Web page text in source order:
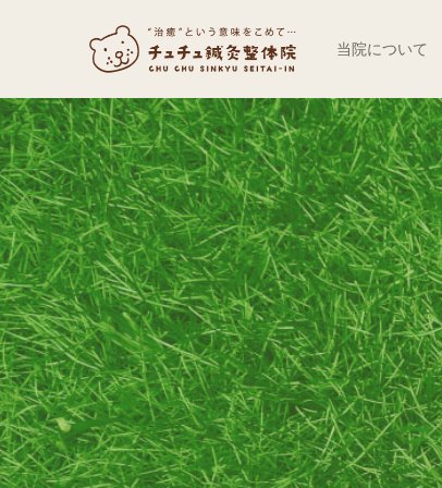
当院について